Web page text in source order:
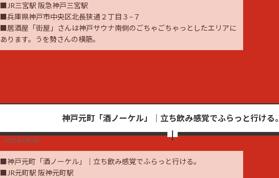
■JR三宮駅 阪急神戸三宮駅
■兵庫県神戸市中央区北長狭通２丁目３−７
■居酒屋「街屋」さんは神戸サウナ南側のごちゃごちゃっとしたエリアに
あります。うを勢さんの横筋。
神戸元町「酒ノーケル」｜立ち飲み感覚でふらっと行ける。
2025年6月1日
■神戸元町「酒ノーケル」｜立ち飲み感覚でふらっと行ける。
■JR元町駅 阪神元町駅